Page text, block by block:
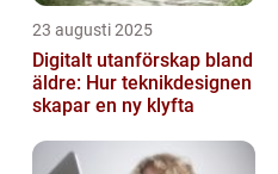
23 augusti 2025
Digitalt utanförskap bland
äldre: Hur teknikdesignen
skapar en ny klyfta